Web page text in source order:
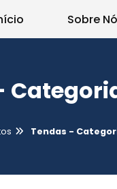
Sobre
Tendas -